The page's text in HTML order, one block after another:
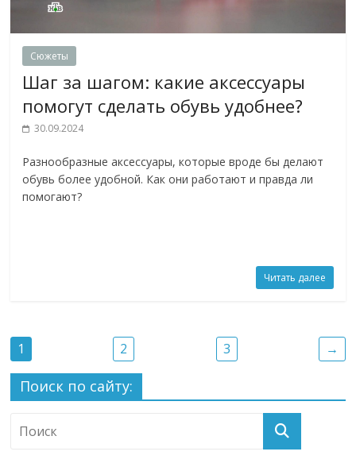
Сюжеты
Шаг за шагом: какие аксессуары
помогут сделать обувь удобнее?
30.09.2024
Разнообразные аксессуары, которые вроде бы делают
обувь более удобной. Как они работают и правда ли
помогают?
Читать далее
1 2 3 →
Поиск по сайту: